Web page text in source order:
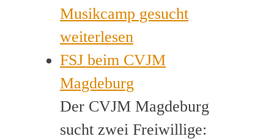
Musikcamp gesucht
weiterlesen
FSJ beim CVJM
Magdeburg
Der CVJM Magdeburg
sucht zwei Freiwillige: